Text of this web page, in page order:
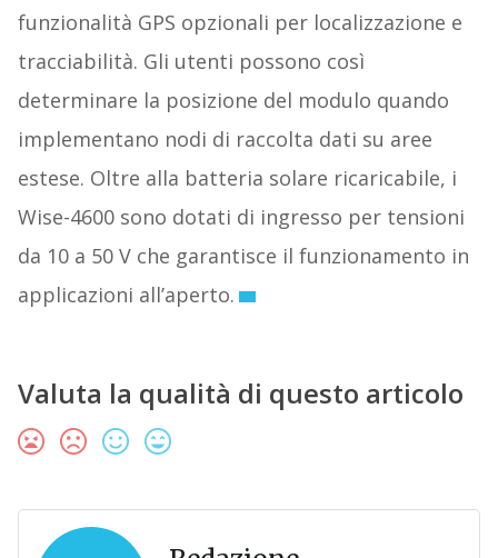
funzionalità GPS opzionali per localizzazione e
tracciabilità. Gli utenti possono così
determinare la posizione del modulo quando
implementano nodi di raccolta dati su aree
estese. Oltre alla batteria solare ricaricabile, i
Wise-4600 sono dotati di ingresso per tensioni
da 10 a 50 V che garantisce il funzionamento in
applicazioni all’aperto.
Valuta la qualità di questo articolo